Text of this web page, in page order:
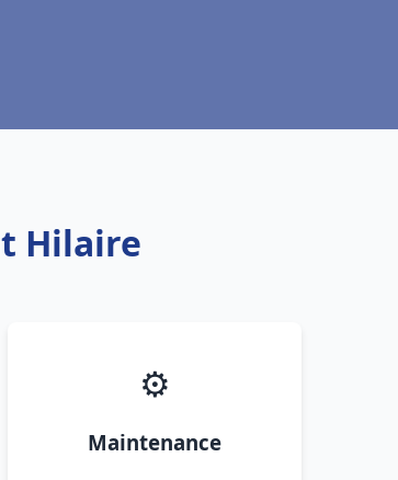
Hilaire
⚙️
Maintenance